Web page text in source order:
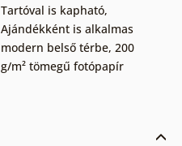
Tartóval is kapható,
Ajándékként is alkalmas
modern belső térbe, 200
g/m² tömegű fotópapír